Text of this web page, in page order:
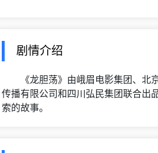
剧情介绍
《龙胆荡》由峨眉电影集团、北京
传播有限公司和四川弘民集团联合出
索的故事。